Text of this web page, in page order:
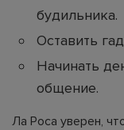
будильника.
Оставить
Начинать
общение.
Ла Роса уверен,